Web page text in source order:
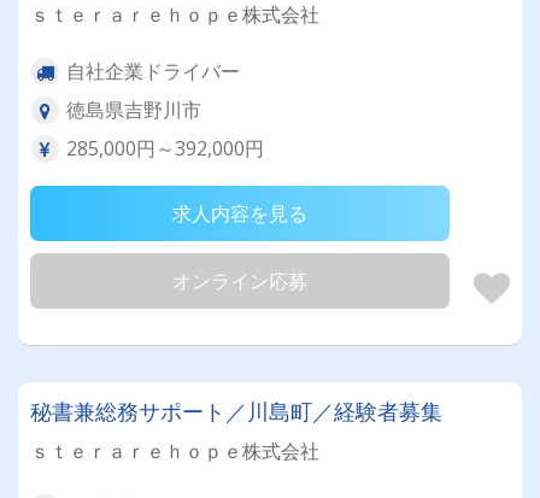
ｓｔｅｒａｒｅｈｏｐｅ株式会社
自社企業ドライバー
徳島県吉野川市
285,000円～392,000円
求人内容を見る
オンライン応募
秘書兼総務サポート／川島町／経験者募集
ｓｔｅｒａｒｅｈｏｐｅ株式会社